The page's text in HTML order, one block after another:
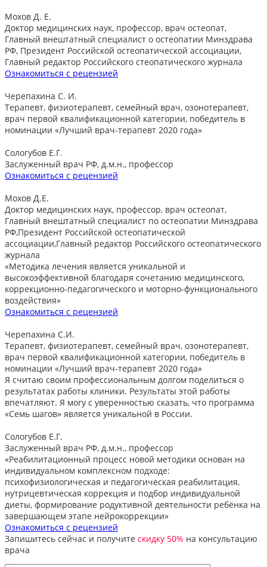
Мохов Д. Е.
Доктор медицинских наук, профессор, врач остеопат,
Главный внештатный специалист о остеопатии Минздрава
РФ, Президент Российской остеопатической ассоциации,
Главный редактор Российского стеопатического журнала
Ознакомиться с рецензией
Черепахина С. И.
Терапевт, физиотерапевт, семейный врач, озонотерапевт,
врач первой квалификационной категории, победитель в
номинации «Лучший врач-терапевт 2020 года»
Сологубов Е.Г.
Заслуженный врач РФ, д.м.н., профессор
Ознакомиться с рецензией
Мохов Д.Е.
Доктор медицинских наук, профессор, врач остеопат,
Главный внештатный специалист по остеопатии Минздрава
РФ,Президент Российской остеопатической
ассоциации,Главный редактор Российского остеопатического
журнала
«Методика лечения является уникальной и
высокоэффективной благодаря сочетанию медицинского,
коррекционно-педагогического и моторно-функционального
воздействия»
Ознакомиться с рецензией
Черепахина С.И.
Терапевт, физиотерапевт, семейный врач, озонотерапевт,
врач первой квалификационной категории, победитель в
номинации «Лучший врач-терапевт 2020 года»
Я считаю своим профессиональным долгом поделиться о
результатах работы клиники. Результаты этой работы
впечатляют. Я могу с уверенностью сказать, что программа
«Семь шагов» является уникальной в России.
Сологубов Е.Г.
Заслуженный врач РФ, д.м.н., профессор
«Реабилитационный процесс новой методики основан на
индивидуальном комплексном подходе:
психофизиологическая и педагогическая реабилитация,
нутрицевтическая коррекция и подбор индивидуальной
диеты, формирование родуктивной деятельности ребёнка на
завершающем этапе нейрокоррекции»
Ознакомиться с рецензией
Запишитесь сейчас и получите скидку 50% на консультацию
врача